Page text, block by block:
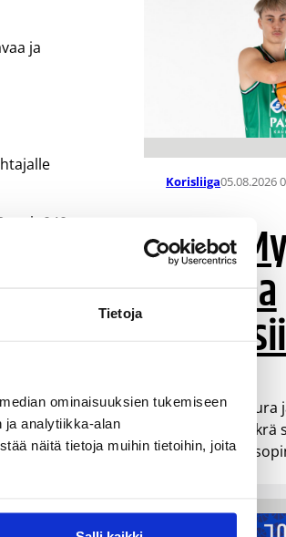
Tietoja
ominaisuuksien tukemiseen
ja analytiikka-alan
näitä tietoja muihin tietoihin, joita
ja
puh 040
sen
Korisliiga05.08.2026
Niko
Loimaa
Loimaalaisseura
senttinen Mykrä
yksivuotisen